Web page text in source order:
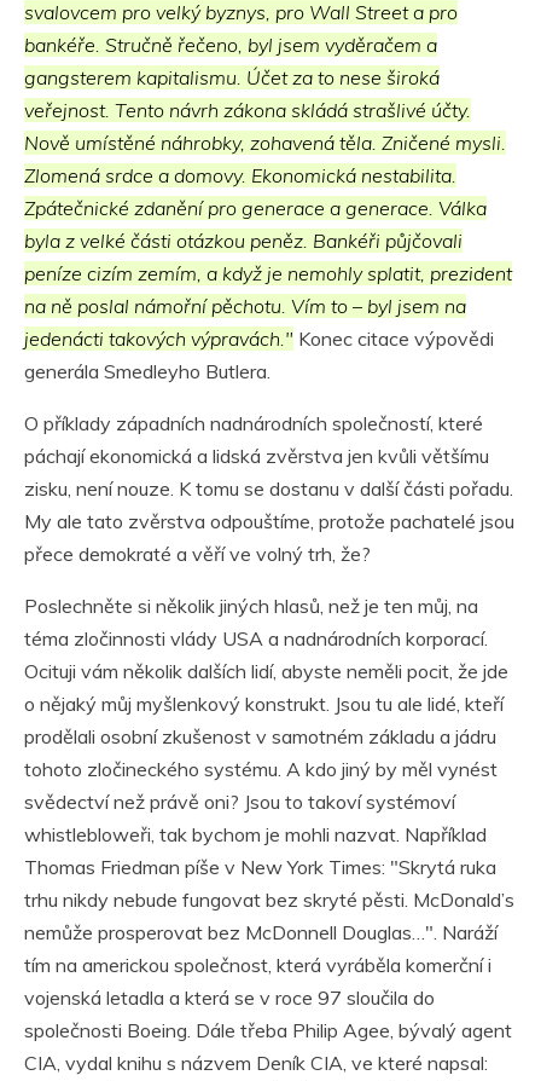
svalovcem pro velký byznys, pro Wall Street a pro
bankéře. Stručně řečeno, byl jsem vyděračem a
gangsterem kapitalismu. Účet za to nese široká
veřejnost. Tento návrh zákona skládá strašlivé účty.
Nově umístěné náhrobky, zohavená těla. Zničené mysli.
Zlomená srdce a domovy. Ekonomická nestabilita.
Zpátečnické zdanění pro generace a generace. Válka
byla z velké části otázkou peněz. Bankéři půjčovali
peníze cizím zemím, a když je nemohly splatit, prezident
na ně poslal námořní pěchotu. Vím to – byl jsem na
jedenácti takových výpravách." Konec citace výpovědi
generála Smedleyho Butlera.
O příklady západních nadnárodních společností, které
páchají ekonomická a lidská zvěrstva jen kvůli většímu
zisku, není nouze. K tomu se dostanu v další části pořadu.
My ale tato zvěrstva odpouštíme, protože pachatelé jsou
přece demokraté a věří ve volný trh, že?
Poslechněte si několik jiných hlasů, než je ten můj, na
téma zločinnosti vlády USA a nadnárodních korporací.
Ocituji vám několik dalších lidí, abyste neměli pocit, že jde
o nějaký můj myšlenkový konstrukt. Jsou tu ale lidé, kteří
prodělali osobní zkušenost v samotném základu a jádru
tohoto zločineckého systému. A kdo jiný by měl vynést
svědectví než právě oni? Jsou to takoví systémoví
whistlebloweři, tak bychom je mohli nazvat. Například
Thomas Friedman píše v New York Times: "Skrytá ruka
trhu nikdy nebude fungovat bez skryté pěsti. McDonald’s
nemůže prosperovat bez McDonnell Douglas…". Naráží
tím na americkou společnost, která vyráběla komerční i
vojenská letadla a která se v roce 97 sloučila do
společnosti Boeing. Dále třeba Philip Agee, bývalý agent
CIA, vydal knihu s názvem Deník CIA, ve které napsal: